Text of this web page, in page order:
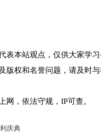
表本站观点，仅供大家学习
版权和名誉问题，请及时
网，依法守规，IP可查。
庆典